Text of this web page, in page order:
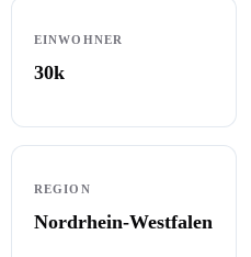
EINWOHNER
30k
REGION
Nordrhein-Westfalen